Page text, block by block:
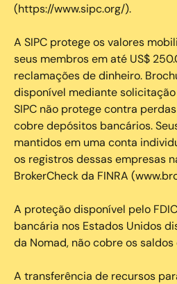
(https://www.sipc.org/).
A SIPC protege os valores
seus membros em até US$
reclamações de dinheiro.
disponível mediante solicitação
SIPC não protege contra
cobre depósitos bancários.
mantidos em uma conta
os registros dessas empresas
BrokerCheck da FINRA
A proteção disponível pelo
bancária nos Estados Unidos
da Nomad, não cobre os
A transferência de recursos